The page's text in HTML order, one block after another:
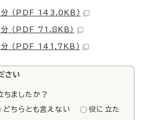
（PDF 143.0KB）
（PDF 71.8KB）
（PDF 141.7KB）
さい
ちましたか？
どちらとも言えない
役に立た